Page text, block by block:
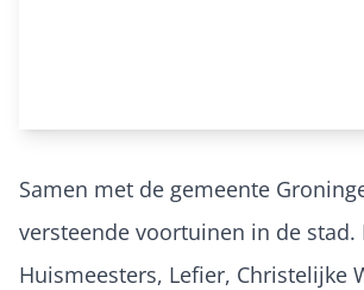
Samen met de gemeente
versteende voortuinen in de
Huismeesters, Lefier, Christelijke